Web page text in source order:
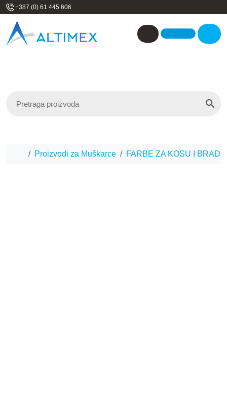
Skip to content
+387 (0) 61 445 606
Account
Home
Proizvodi za Muškarce FARBE ZA KOSU I BRADU